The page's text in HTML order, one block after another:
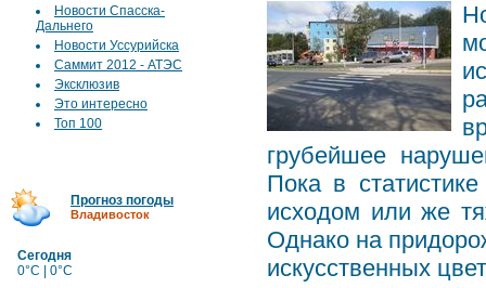
Новости Спасска-
Дальнего
Новости Уссурийска
Саммит 2012 - АТЭС
Эксклюзив
Это интересно
Топ 100
Прогноз погоды
Владивосток
Сегодня
0°C | 0°C
грубейшее
Пока в
исходом или же
Однако на
искусственных